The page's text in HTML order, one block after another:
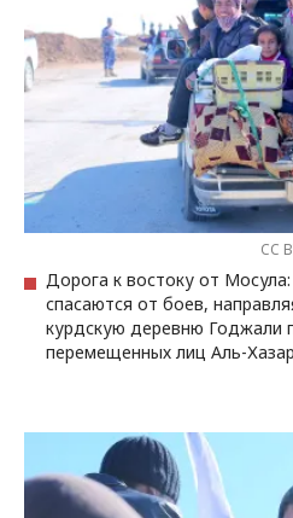
CC
Дорога к востоку от
спасаются от боев,
курдскую деревню Годжали
перемещенных лиц Аль-